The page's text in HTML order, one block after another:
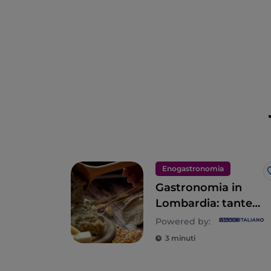
Enogastronomia
Gastronomia in
Lombardia: tante
anime per un
tripudio di sapori
Powered by:
3 minuti